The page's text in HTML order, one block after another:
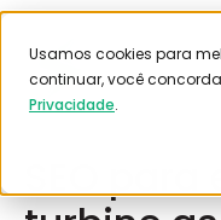
Usamos cookies para
continuar, você
Privacidade.
SEO